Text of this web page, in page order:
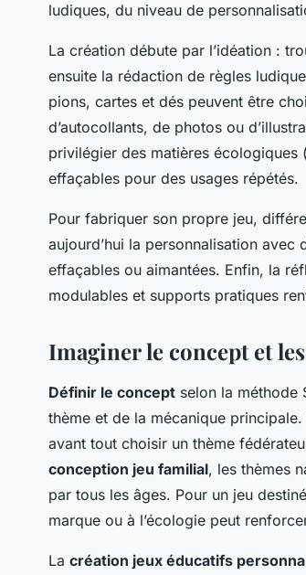
ludiques, du niveau de
La création débute par l’idéation :
ensuite la rédaction de règles
pions, cartes et dés peuvent être
d’autocollants, de photos ou
privilégier des matières écologiques
effaçables pour des usages répétés.
Pour fabriquer son propre jeu,
aujourd’hui la personnalisation
effaçables ou aimantées. Enfin, la
modulables et supports pratiques
Imaginer le concept et
Définir le concept selon la méthode
thème et de la mécanique
avant tout choisir un thème
conception jeu familial, les thèmes
par tous les âges. Pour un jeu
marque ou à l’écologie peut
La création jeux éducatifs